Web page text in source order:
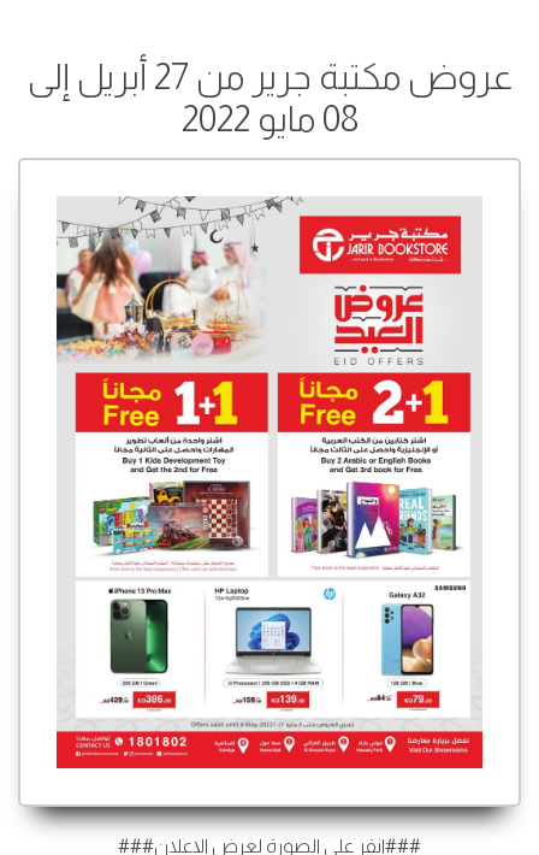
عروض مكتبة جرير من 27 أبريل إلى
08 مايو 2022
###انقر على الصورة لعرض الإعلان###